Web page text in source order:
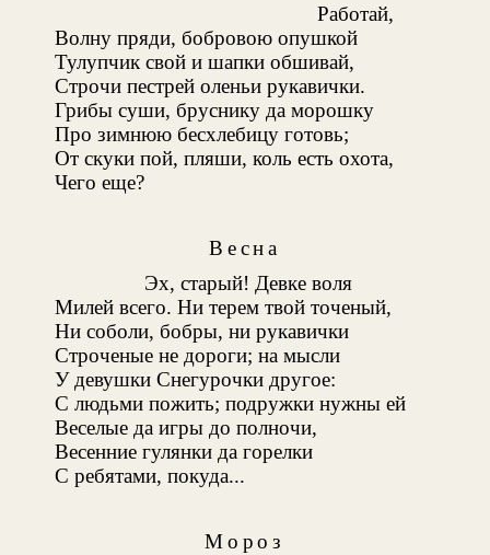
Работай,
Волну пряди, бобровою опушкой
Тулупчик свой и шапки обшивай,
Строчи пестрей оленьи рукавички.
Грибы суши, бруснику да морошку
Про зимнюю бесхлебицу готовь;
От скуки пой, пляши, коль есть охота,
Чего еще?
Весна
Эх, старый! Девке воля
Милей всего. Ни терем твой точеный,
Ни соболи, бобры, ни рукавички
Строченые не дороги; на мысли
У девушки Снегурочки другое:
С людьми пожить; подружки нужны ей
Веселые да игры до полночи,
Весенние гулянки да горелки
С ребятами, покуда...
Мороз